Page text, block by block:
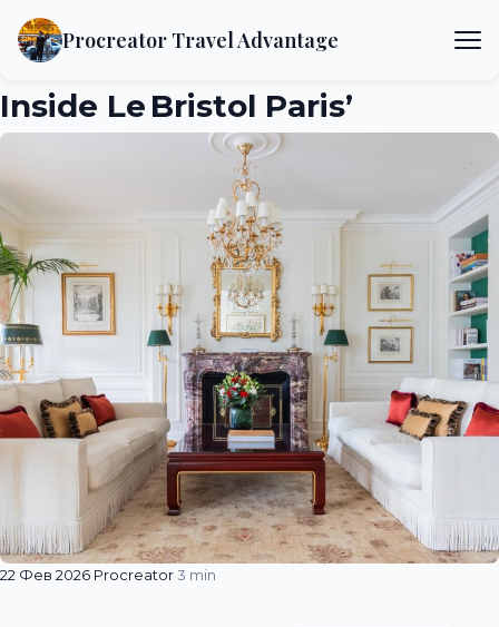
Procreator Travel Advantage
Inside Le Bristol Paris’
22 Фев 2026·Procreator·3 min